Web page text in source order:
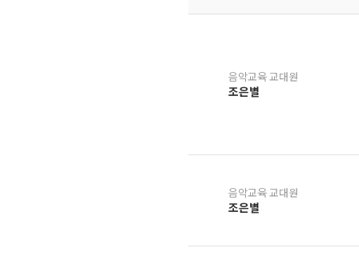
음악교육 교대원
조은별
음악교육 교대원
조은별